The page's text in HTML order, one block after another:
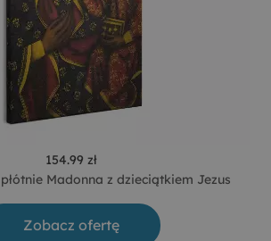
154.99 zł
Madonna z dzieciątkiem Jezus
Zobacz ofertę